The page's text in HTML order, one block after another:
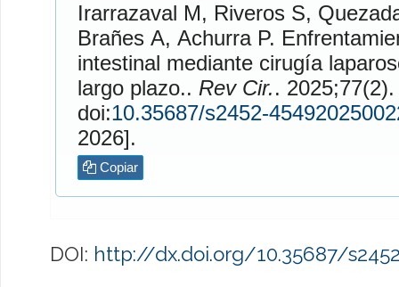
Irarrazaval M, RiverosS,
BrañesA, AchurraP. Enfrentamiento de la obstrucción
intestinal mediante cirugía
largo plazo.. Rev Cir.. 2025;77(2). Disponible
doi:10.35687/s2452-
2026].
Copiar
DOI: http://dx.doi.org/10.35687/